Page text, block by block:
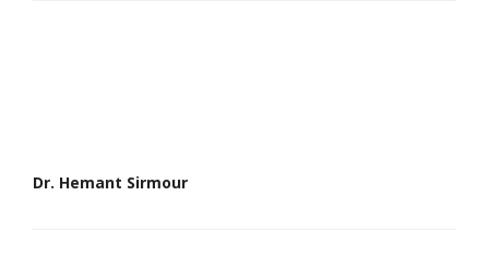
Dr. Hemant Sirmour